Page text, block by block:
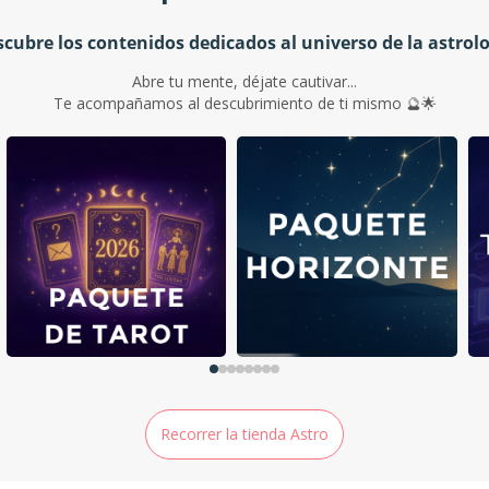
los contenidos dedicados al universo de la
Abre tu mente, déjate cautivar...
Te acompañamos al descubrimiento de ti mismo 🔮🌟
Recorrer la tienda Astro